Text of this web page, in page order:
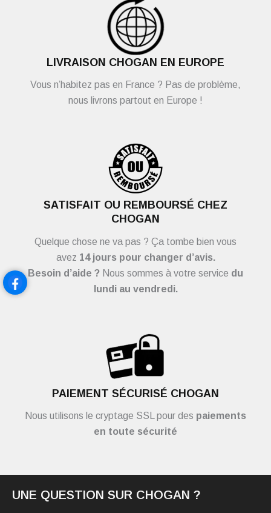
LIVRAISON CHOGAN EN EUROPE
Vous n’habitez pas en France ? Pas de problème,
nous livrons partout en Europe !
SATISFAIT OU REMBOURSÉ CHEZ
CHOGAN
Quelque chose ne va pas ? Ça tombe bien vous
avez 14 jours pour changer d’avis.
Besoin d’aide ? Nous sommes à votre service du
lundi au vendredi.
PAIEMENT SÉCURISÉ CHOGAN
Nous utilisons le cryptage SSL pour des paiements
en toute sécurité
UNE QUESTION SUR CHOGAN ?